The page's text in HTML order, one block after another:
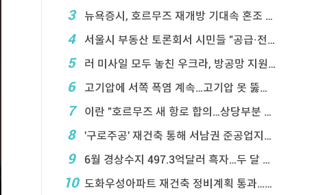
3 뉴욕증시, 호르무즈 재개방 기대속 혼조 마감…나스닥 ...
4 서울시 부동산 토론회서 시민들 "공급·전월 ...
5 러 미사일 모두 놓친 우크라, 방공망 지원 호소
6 고기압에 서쪽 폭염 계속…고기압 못 뚫은 태풍은 상 ...
7 이란 "호르무즈 새 항로 합의…상당부분 이 ...
8 '구로주공' 재건축 통해 서남권 준공업지에 3,28 ...
9 6월 경상수지 497.3억달러 흑자…두 달 연속 역 ...
10 도화우성아파트 재건축 정비계획 통과…1,612세대 ...